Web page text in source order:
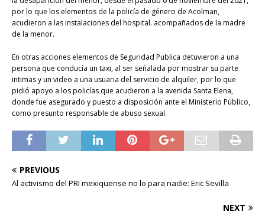
por lo que los elementos de la policía de género de Acolman,
acudieron a las instalaciones del hospital. acompañados de la madre
de la menor.
En otras acciones elementos de Seguridad Publica detuvieron a una
persona que conducía un taxi, al ser señalada por mostrar su parte
intimas y un video a una usuaria del servicio de alquiler, por lo que
pidió apoyo a los policías que acudieron a la avenida Santa Elena,
donde fue asegurado y puesto a disposición ante el Ministerio Público,
como presunto responsable de abuso sexual.
PREVIOUS
Al activismo del PRI mexiquense no lo para nadie: Eric Sevilla
NEXT